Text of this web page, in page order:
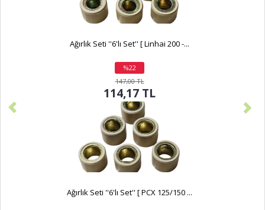
Ağırlık Seti ''6'lı Set'' [ Linhai 200 -...
%22
indirim
147,00 TL
114,17 TL
Ağırlık Seti ''6'lı Set'' [ PCX 125/150 ...